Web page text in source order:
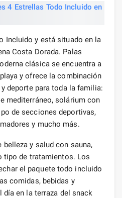
Incluido y está situado en la
Costa Dorada. Palas
clásica se encuentra a
y ofrece la combinación
deporte para toda la familia:
mediterráneo, solárium con
de secciones deportivas,
y mucho más.
belleza y salud con sauna,
tipo de tratamientos. Los
el paquete todo incluido
comidas, bebidas y
en la terraza del snack